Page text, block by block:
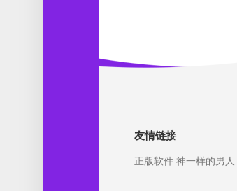
友情链接
正版软件 神一样的男人